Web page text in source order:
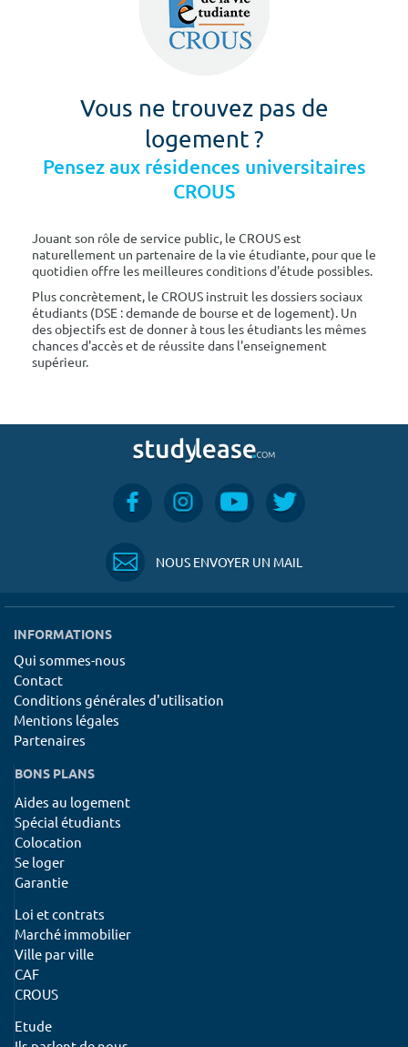
Vous ne trouvez pas de
logement ?
Pensez aux résidences universitaires
CROUS
Jouant son rôle de service public, le CROUS est
naturellement un partenaire de la vie étudiante, pour que le
quotidien offre les meilleures conditions d'étude possibles.
Plus concrètement, le CROUS instruit les dossiers sociaux
étudiants (DSE : demande de bourse et de logement). Un
des objectifs est de donner à tous les étudiants les mêmes
chances d'accès et de réussite dans l'enseignement
supérieur.
NOUS ENVOYER UN MAIL
INFORMATIONS
Qui sommes-nous
Contact
Conditions générales d'utilisation
Mentions légales
Partenaires
BONS PLANS
Aides au logement
Spécial étudiants
Colocation
Se loger
Garantie
Loi et contrats
Marché immobilier
Ville par ville
CAF
CROUS
Etude